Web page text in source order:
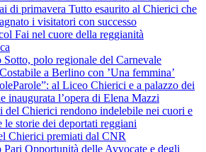
di primavera Tutto esaurito al Chierici che
i visitatori con successo
Fai nel cuore della reggianità
Sotto, polo regionale del Carnevale
a Berlino con ’Una femmina’
al Liceo Chierici e a palazzo dei
inaugurata l’opera di Elena Mazzi
del Chierici rendono indelebile nei cuori e
le storie dei deportati reggiani
Chierici premiati dal CNR
Opportunità delle Avvocate e degli